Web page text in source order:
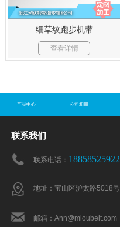
细草纹跑步机带
查看详情
产品中心 公司相册
联系我们
联系电话： 18858525922
地址：宝山区沪太路5018号
邮箱：Ann@mioubelt.com